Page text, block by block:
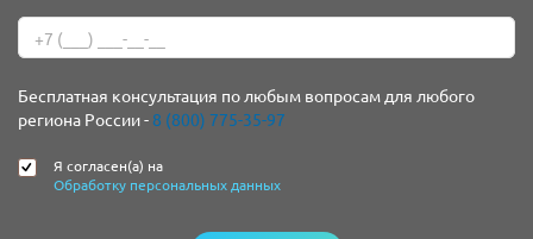
Бесплатная консультация по любым вопросам для любого
региона России - 8 (800) 775-35-97
Я согласен(а) на
Обработку персональных данных